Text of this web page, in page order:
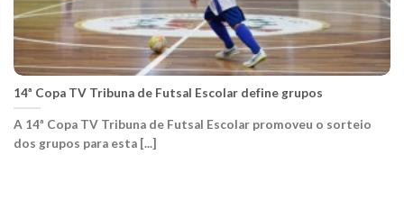
14ª Copa TV Tribuna de Futsal Escolar define grupos
A 14ª Copa TV Tribuna de Futsal Escolar promoveu o sorteio
dos grupos para esta [...]